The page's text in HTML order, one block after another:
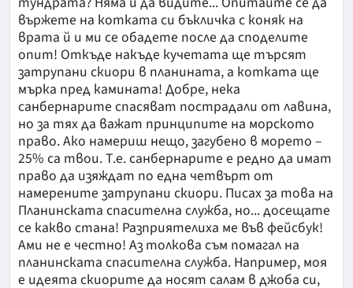
вържете на котката си бъкличка с коняк на
врата й и ми се обадете после да споделите
опит! Откъде накъде кучетата ще търсят
затрупани скиори в планината, а котката ще
мърка пред камината! Добре, нека
санбернарите спасяват пострадали от лавина,
но за тях да важат принципите на морското
право. Ако намериш нещо, загубено в морето –
25% са твои. Т.е. санбернарите е редно да имат
право да изяждат по една четвърт от
намерените затрупани скиори. Писах за това на
Планинската спасителна служба, но... досещате
се какво стана! Разприятелиха ме във фейсбук!
Ами не е честно! Аз толкова съм помагал на
планинската спасителна служба. Например, моя
е идеята скиорите да носят салам в джоба си,